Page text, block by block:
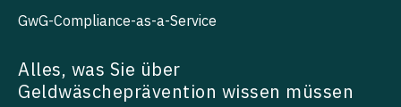
GwG-Compliance-as-a-Service
Alles, was Sie über
Geldwäscheprävention wissen müssen